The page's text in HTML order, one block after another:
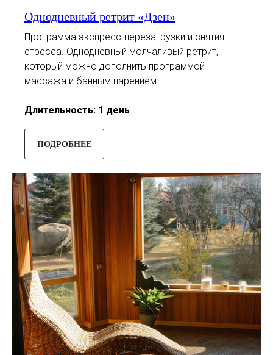
Однодневный ретрит «Дзен»
Программа экспресс-перезагрузки и снятия
стресса. Однодневный молчаливый ретрит,
который можно дополнить программой
массажа и банным парением.
Длительность: 1 день
ПОДРОБНЕЕ